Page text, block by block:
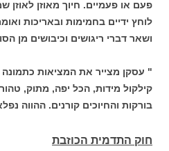
פעם או פעמיים. חיוך מאוזן לאוזן
לוחץ ידיים בחמימות ובאריכות
ושאר דברי ריגושים וכיבושים מן
" עסקן מצייר את המציאות כתמונה
קילקול מידות, הכל יפה, מתוק,
בורקות והחיוכים קורנים. ההווה
חוק התדמית הכוזבת